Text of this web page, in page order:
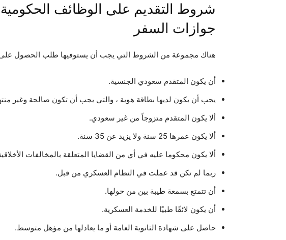
شروط التقديم على الوظائف
جوازات السفر
هناك مجموعة من الشروط التي يجب أن يستوفيها طلب الحصول
أن يكون المتقدم سعودي الجنسية.
يجب أن يكون لديها بطاقة هوية ، والتي يجب أن تكون صالحة وغير
ألا يكون المتقدم متزوجاً من غير سعودي.
ألا يكون عمرها 25 سنة ولا يزيد عن 35 سنة.
ألا يكون محكوما عليه في أي من القضايا المتعلقة بالمخالفات
ربما لم تكن قد عملت في النظام العسكري من قبل.
أن تتمتع بسمعة طيبة بين من حولها.
أن يكون لائقًا طبيًا للخدمة العسكرية.
حاصل على شهادة الثانوية العامة أو ما يعادلها من مؤهل متوسط.